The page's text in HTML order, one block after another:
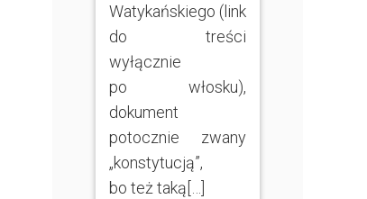
Watykańskiego (link
do treści
wyłącznie
po włosku),
dokument
potocznie zwany
„konstytucją”,
bo też taką[…]